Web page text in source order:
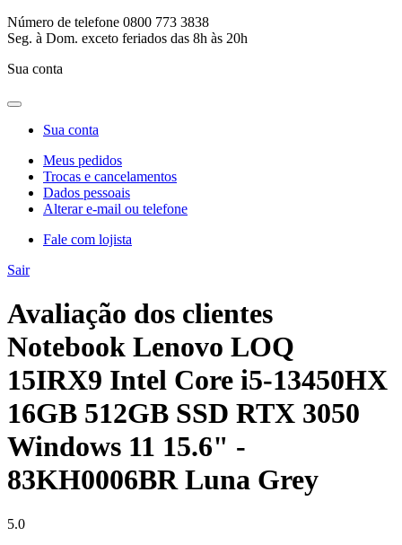
Número de telefone 0800 773 3838
Seg. à Dom. exceto feriados das 8h às 20h
Sua conta
Sua conta
Meus pedidos
Trocas e cancelamentos
Dados pessoais
Alterar e-mail ou telefone
Fale com lojista
Sair
Avaliação dos clientes
Notebook Lenovo LOQ
15IRX9 Intel Core i5-13450HX
16GB 512GB SSD RTX 3050
Windows 11 15.6" -
83KH0006BR Luna Grey
5.0